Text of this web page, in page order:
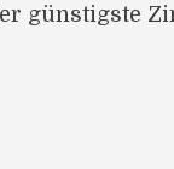
günstigste